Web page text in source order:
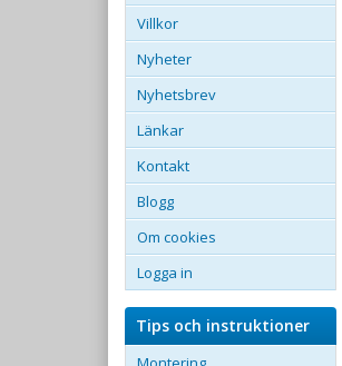
Villkor
Nyheter
Nyhetsbrev
Länkar
Kontakt
Blogg
Om cookies
Logga in
Tips och instruktioner